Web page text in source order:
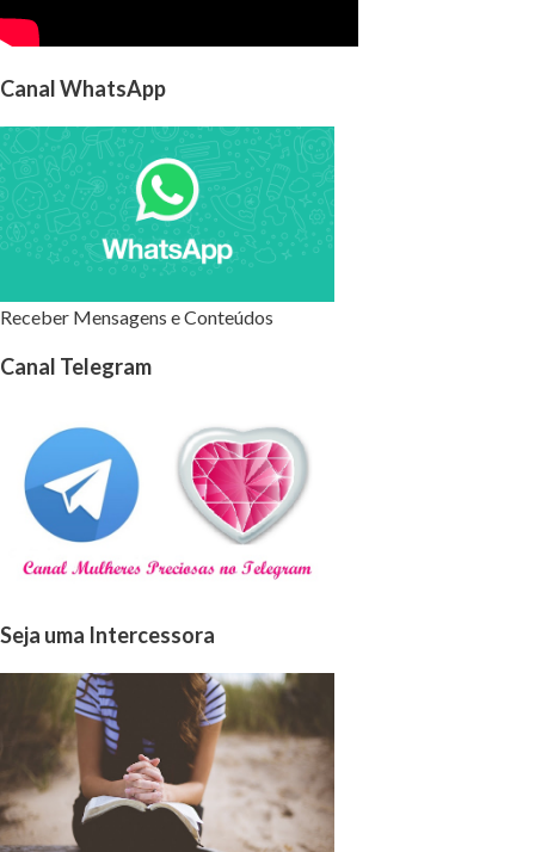
Canal WhatsApp
Receber Mensagens e Conteúdos
Canal Telegram
Seja uma Intercessora